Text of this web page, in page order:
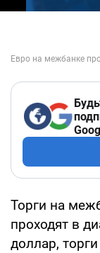
Торги на
проходят в
доллар,